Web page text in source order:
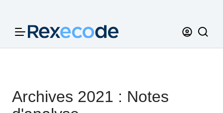
Archives 2021 : Notes